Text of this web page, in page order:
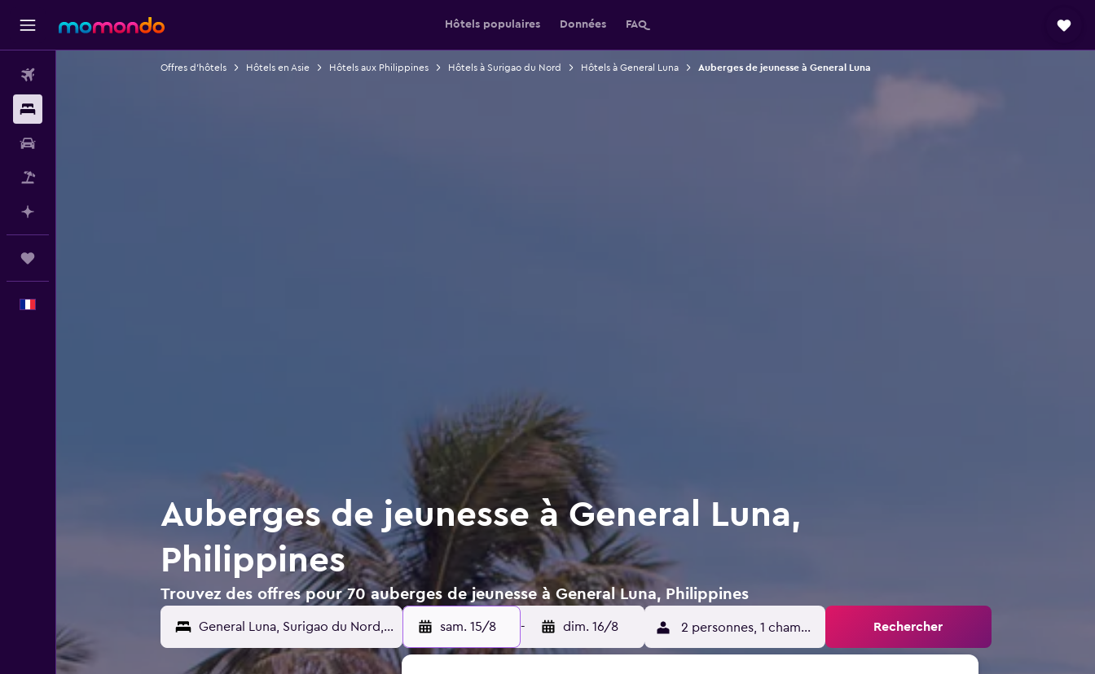
Hôtels populaires Données FAQ
Offres d’hôtels Hôtels en Asie Hôtels aux Philippines Hôtels à Surigao du Nord Hôtels à General Luna Auberges de jeunesse à General Luna
Auberges de jeunesse à General Luna,
Philippines
Trouvez des offres pour 70 auberges de jeunesse à General Luna, Philippines
sam. 15/8 - dim. 16/8 2 personnes, 1 chambre Rechercher